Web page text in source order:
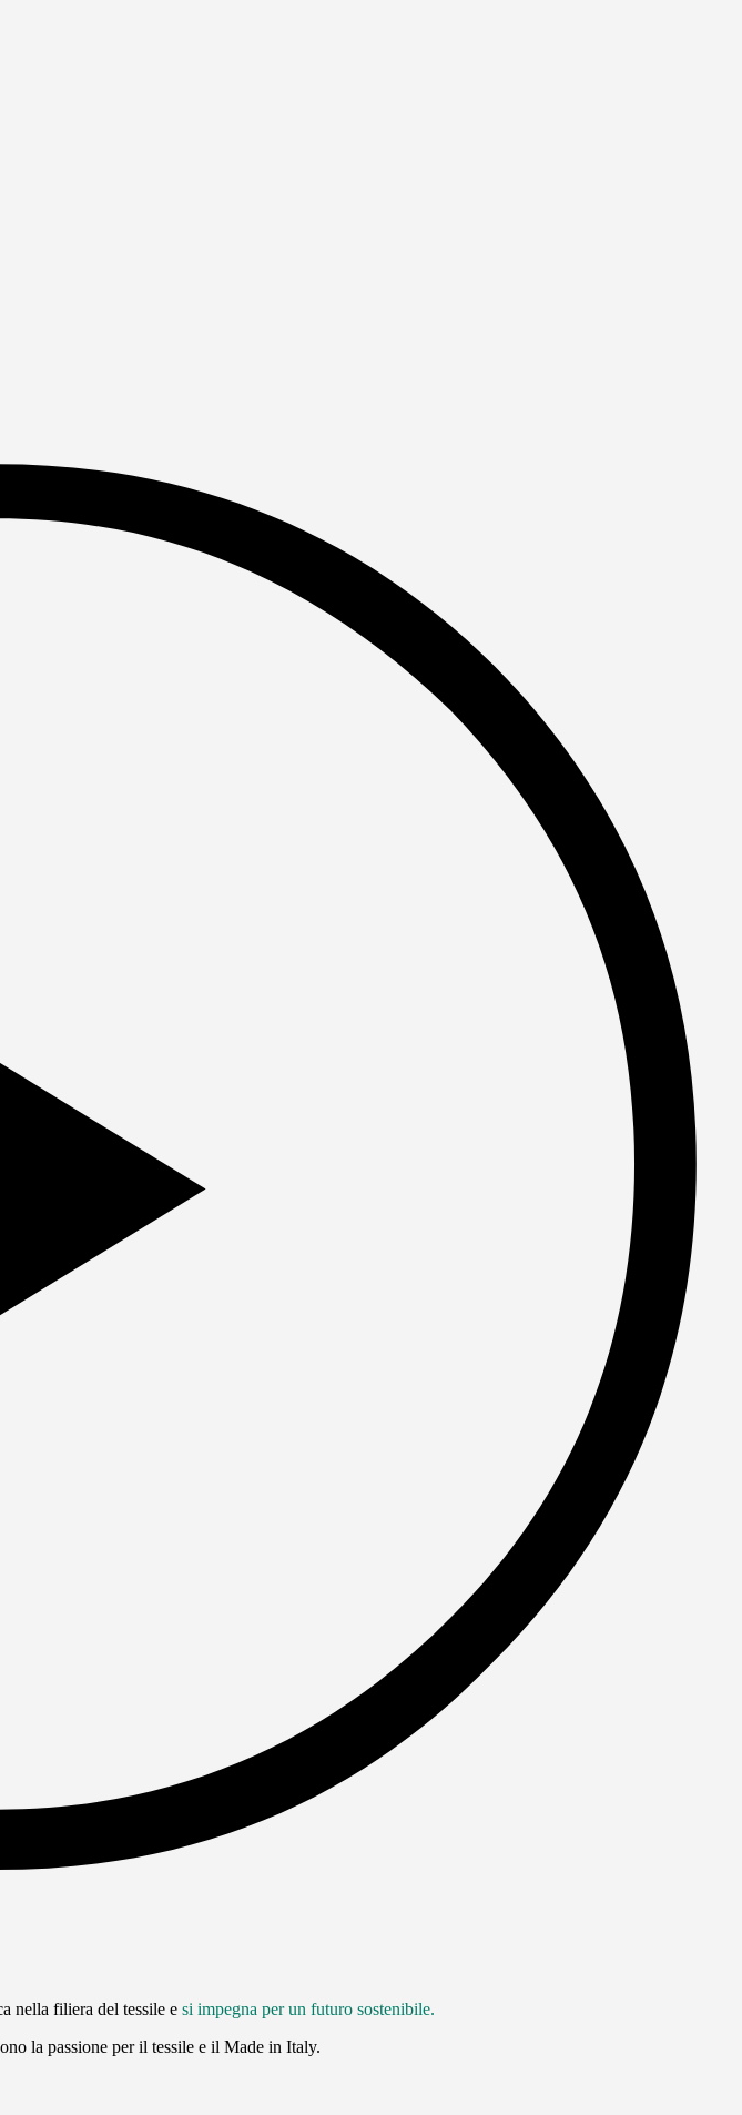
nella filiera del tessile e si impegna per un futuro sostenibile. ​
la passione per il tessile e il Made in Italy.